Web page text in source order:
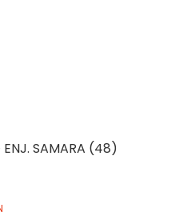
ENJ. SAMARA (48)